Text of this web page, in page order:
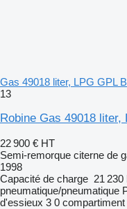
Gas 49018 liter, LPG GPL
13
Robine Gas 49018 liter,
22 900 € HT
Semi-remorque citerne de
1998
Capacité de charge 21 230
pneumatique/pneumatique
d'essieux 3 0 compartiment